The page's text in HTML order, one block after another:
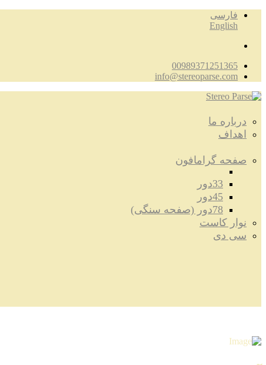
فارسی
English
00989371251365
info@stereoparse.com
درباره ما
اهداف
صفحه گرامافون
33دور
45دور
78دور (صفحه سنگی)
نوار کاست
سی دی